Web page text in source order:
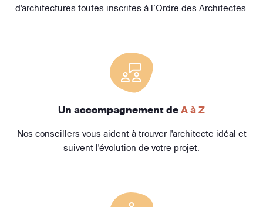
d'architectures toutes inscrites à l’Ordre des Architectes.
Un accompagnement de A à Z
Nos conseillers vous aident à trouver l'architecte idéal et
suivent l'évolution de votre projet.